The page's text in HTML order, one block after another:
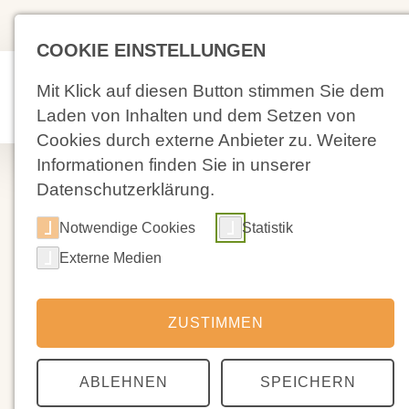
Aktuelles
In der Konferenz heute, zu der auch alle
Schneider, Jenny Durau und Andreas
COOKIE EINSTELLUNGEN
Mit Klick auf diesen Button stimmen Sie dem
Laden von Inhalten und dem Setzen von
Cookies durch externe Anbieter zu. Weitere
Informationen finden Sie in unserer
Datenschutzerklärung.
Notwendige Cookies
Statistik
Externe Medien
ZUSTIMMEN
ABLEHNEN SPEICHERN